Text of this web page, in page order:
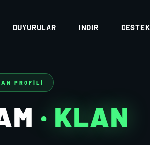
DUYURULAR İNDIR DESTEK
PROFILI
· KLAN